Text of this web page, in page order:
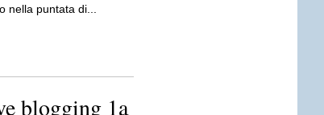
nella puntata di...
blogging 1a